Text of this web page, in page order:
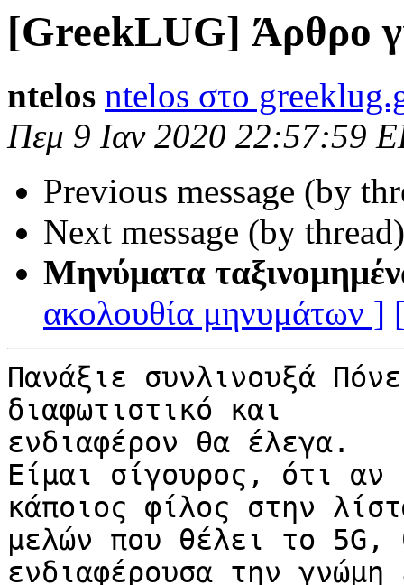
[GreekLUG] Άρθρο
ntelos ntelos στο
Πεμ 9 Ιαν 2020 22:57:59
Previous message (by
Next message (by
Μηνύματα
ακολουθία μηνυμάτων ]
Πανάξιε συνλινουξά
διαφωτιστικό και
ενδιαφέρον θα έλεγα.
Είμαι σίγουρος, ότι
κάποιος φίλος στην
μελών που θέλει το 5G,
ενδιαφέρουσα την